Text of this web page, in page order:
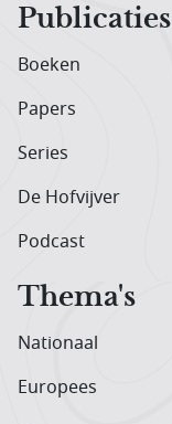
Publicaties
Boeken
Papers
Series
De Hofvijver
Podcast
Thema's
Nationaal
Europees